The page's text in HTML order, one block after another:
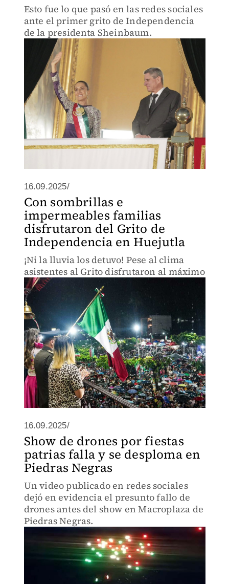
Esto fue lo que pasó en las redes sociales
ante el primer grito de Independencia
de la presidenta Sheinbaum.
16.09.2025/
Con sombrillas e
impermeables familias
disfrutaron del Grito de
Independencia en Huejutla
¡Ni la lluvia los detuvo! Pese al clima
asistentes al Grito disfrutaron al máximo
16.09.2025/
Show de drones por fiestas
patrias falla y se desploma en
Piedras Negras
Un video publicado en redes sociales
dejó en evidencia el presunto fallo de
drones antes del show en Macroplaza de
Piedras Negras.